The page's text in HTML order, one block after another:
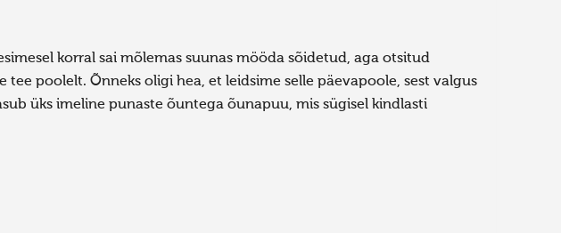
korral sai mõlemas suunas mööda sõidetud, aga otsitud
poolelt. Õnneks oligi hea, et leidsime selle päevapoole, sest valgus
üks imeline punaste õuntega õunapuu, mis sügisel kindlasti